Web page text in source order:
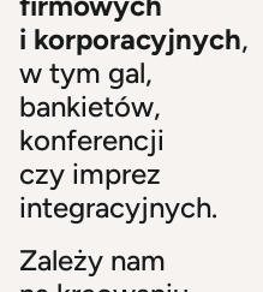
i korporacyjnych,
w tym gal,
bankietów,
konferencji
czy imprez
integracyjnych.
Zależy nam